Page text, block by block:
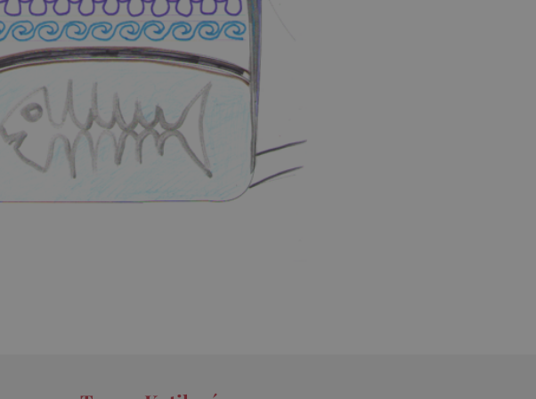
Cookie-Script.com muss ordnungsgemäß funktionieren.
Dieser Cookie wird verwendet, um zwischen Menschen
und Bots zu unterscheiden. Dies ist für die Website von
Vorteil, um gültige Berichte über die Nutzung ihrer
Website zu erstellen.
Dieses Cookie wird verwendet, um Benutzerverhalten
und Präferenzen zu verfolgen, um eine personalisierte